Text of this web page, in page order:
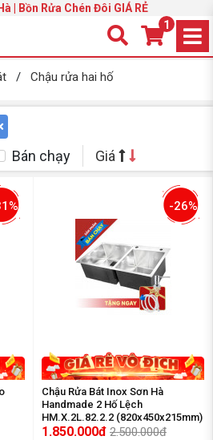
| Bồn Rửa Chén Đôi GIÁ RẺ
1
/ Chậu rửa hai hố
Bán chạy Giá
-26%
Chậu Rửa Bát Inox Sơn Hà
Handmade 2 Hố Lệch
HM.X.2L.82.2.2 (820x450x215mm)
1.850.000đ 2.500.000đ